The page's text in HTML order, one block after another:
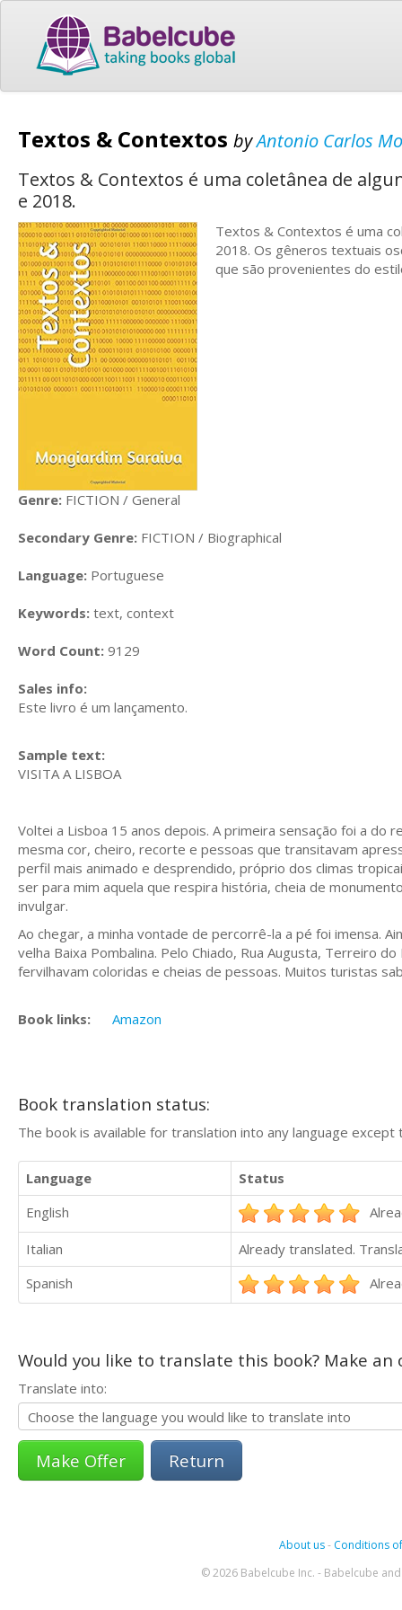
Textos & Contextos byAntonio Carlos
Textos & Contextos é uma coletânea de
e 2018.
Textos & Contextos é uma
2018. Os gêneros textuais
que são provenientes do
Genre: FICTION / General
Secondary Genre: FICTION / Biographical
Language: Portuguese
Keywords: text, context
Word Count: 9129
Sales info:
Este livro é um lançamento.
Sample text:
VISITA A LISBOA
Voltei a Lisboa 15 anos depois. A primeira sensação foi a do
mesma cor, cheiro, recorte e pessoas que transitavam
perfil mais animado e desprendido, próprio dos climas
ser para mim aquela que respira história, cheia de
invulgar.
Ao chegar, a minha vontade de percorrê-la a pé foi imensa.
velha Baixa Pombalina. Pelo Chiado, Rua Augusta, Terreiro
fervilhavam coloridas e cheias de pessoas. Muitos turistas
Book links: Amazon
Book translation status:
The book is available for translation into any language
Language
Status
English
Italian
Already translated.
Spanish
Would you like to translate this book? Make
Translate into:
Return
About us- Conditions
© 2026 Babelcube Inc. - Babelcube